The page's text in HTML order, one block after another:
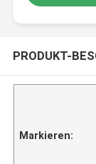
PRODUKT-
Markieren: